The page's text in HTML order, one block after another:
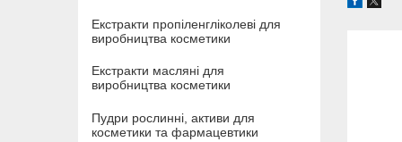
Екстракти пропіленгліколеві для
виробництва косметики
Екстракти масляні для
виробництва косметики
Пудри рослинні, активи для
косметики та фармацевтики